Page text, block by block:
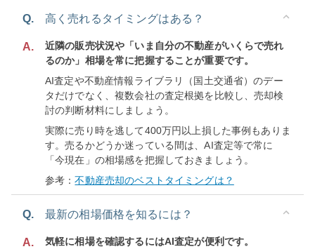
Q. 高く売れるタイミングはある？
A.
近隣の販売状況や「いま自分の不動産がいくらで売れ
るのか」相場を常に把握することが重要です。
AI査定や不動産情報ライブラリ（国土交通省）のデー
タだけでなく、複数会社の査定根拠を比較し、売却検
討の判断材料にしましょう。
実際に売り時を逃して400万円以上損した事例もありま
す。売るかどうか迷っている間は、AI査定等で常に
「今現在」の相場感を把握しておきましょう。
参考：不動産売却のベストタイミングは？
Q. 最新の相場価格を知るには？
A.
気軽に相場を確認するにはAI査定が便利です。